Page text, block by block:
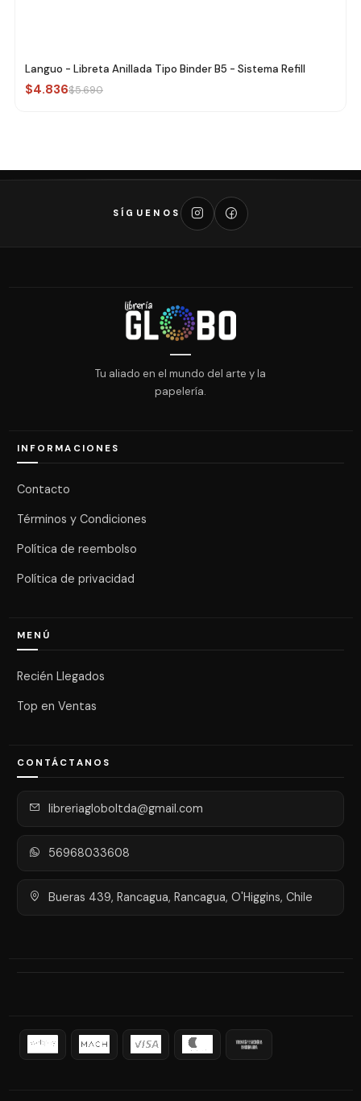
Languo - Libreta Anillada Tipo Binder B5 - Sistema Refill
$4.836$5.690
SÍGUENOS
Tu aliado en el mundo del arte y la
papelería.
INFORMACIONES
Contacto
Términos y Condiciones
Política de reembolso
Política de privacidad
MENÚ
Recién Llegados
Top en Ventas
CONTÁCTANOS
libreriagloboltda@gmail.com
56968033608
Bueras 439, Rancagua, Rancagua, O'Higgins, Chile